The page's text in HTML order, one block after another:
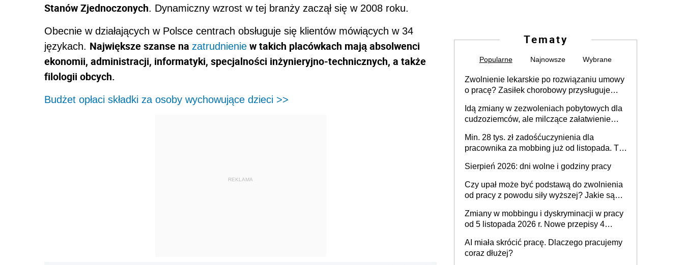
Stanów Zjednoczonych. Dynamiczny wzrost w tej branży zaczął się w 2008 roku.
Obecnie w działających w Polsce centrach obsługuje się klientów mówiących w 34
językach. Największe szanse na zatrudnienie w takich placówkach mają absolwenci
ekonomii, administracji, informatyki, specjalności inżynieryjno-technicznych, a także
filologii obcych.
Budżet opłaci składki za osoby wychowujące dzieci >>
REKLAMA
Tematy
Popularne Najnowsze Wybrane
Zwolnienie lekarskie po rozwiązaniu umowy
o pracę? Zasiłek chorobowy przysługuje
dni od ustania stosunku pracy
Idą zmiany w zezwoleniach pobytowych dla
cudzoziemców, ale milczące załatwienie
Min. 28 tys. zł zadośćuczynienia dla
pracownika za mobbing już od listopada. To
zespołu
Sierpień 2026: dni wolne i godziny pracy
Czy upał może być podstawą do zwolnienia
od pracy z powodu siły wyższej? Jakie są
Zmiany w mobbingu i dyskryminacji w pracy
od 5 listopada 2026 r. Nowe przepisy 4
Ustaw
AI miała skrócić pracę. Dlaczego pracujemy
coraz dłużej?